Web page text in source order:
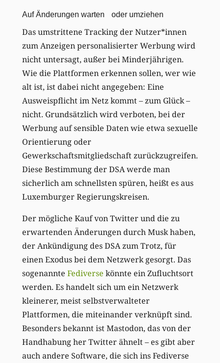
Auf Änderungen warten oder umziehen
Das umstrittene Tracking der Nutzer*innen
zum Anzeigen personalisierter Werbung wird
nicht untersagt, außer bei Minderjährigen.
Wie die Plattformen erkennen sollen, wer wie
alt ist, ist dabei nicht angegeben: Eine
Ausweispflicht im Netz kommt – zum Glück –
nicht. Grundsätzlich wird verboten, bei der
Werbung auf sensible Daten wie etwa sexuelle
Orientierung oder
Gewerkschaftsmitgliedschaft zurückzugreifen.
Diese Bestimmung der DSA werde man
sicherlich am schnellsten spüren, heißt es aus
Luxemburger Regierungskreisen.
Der mögliche Kauf von Twitter und die zu
erwartenden Änderungen durch Musk haben,
der Ankündigung des DSA zum Trotz, für
einen Exodus bei dem Netzwerk gesorgt. Das
sogenannte Fediverse könnte ein Zufluchtsort
werden. Es handelt sich um ein Netzwerk
kleinerer, meist selbstverwalteter
Plattformen, die miteinander verknüpft sind.
Besonders bekannt ist Mastodon, das von der
Handhabung her Twitter ähnelt – es gibt aber
auch andere Software, die sich ins Fediverse